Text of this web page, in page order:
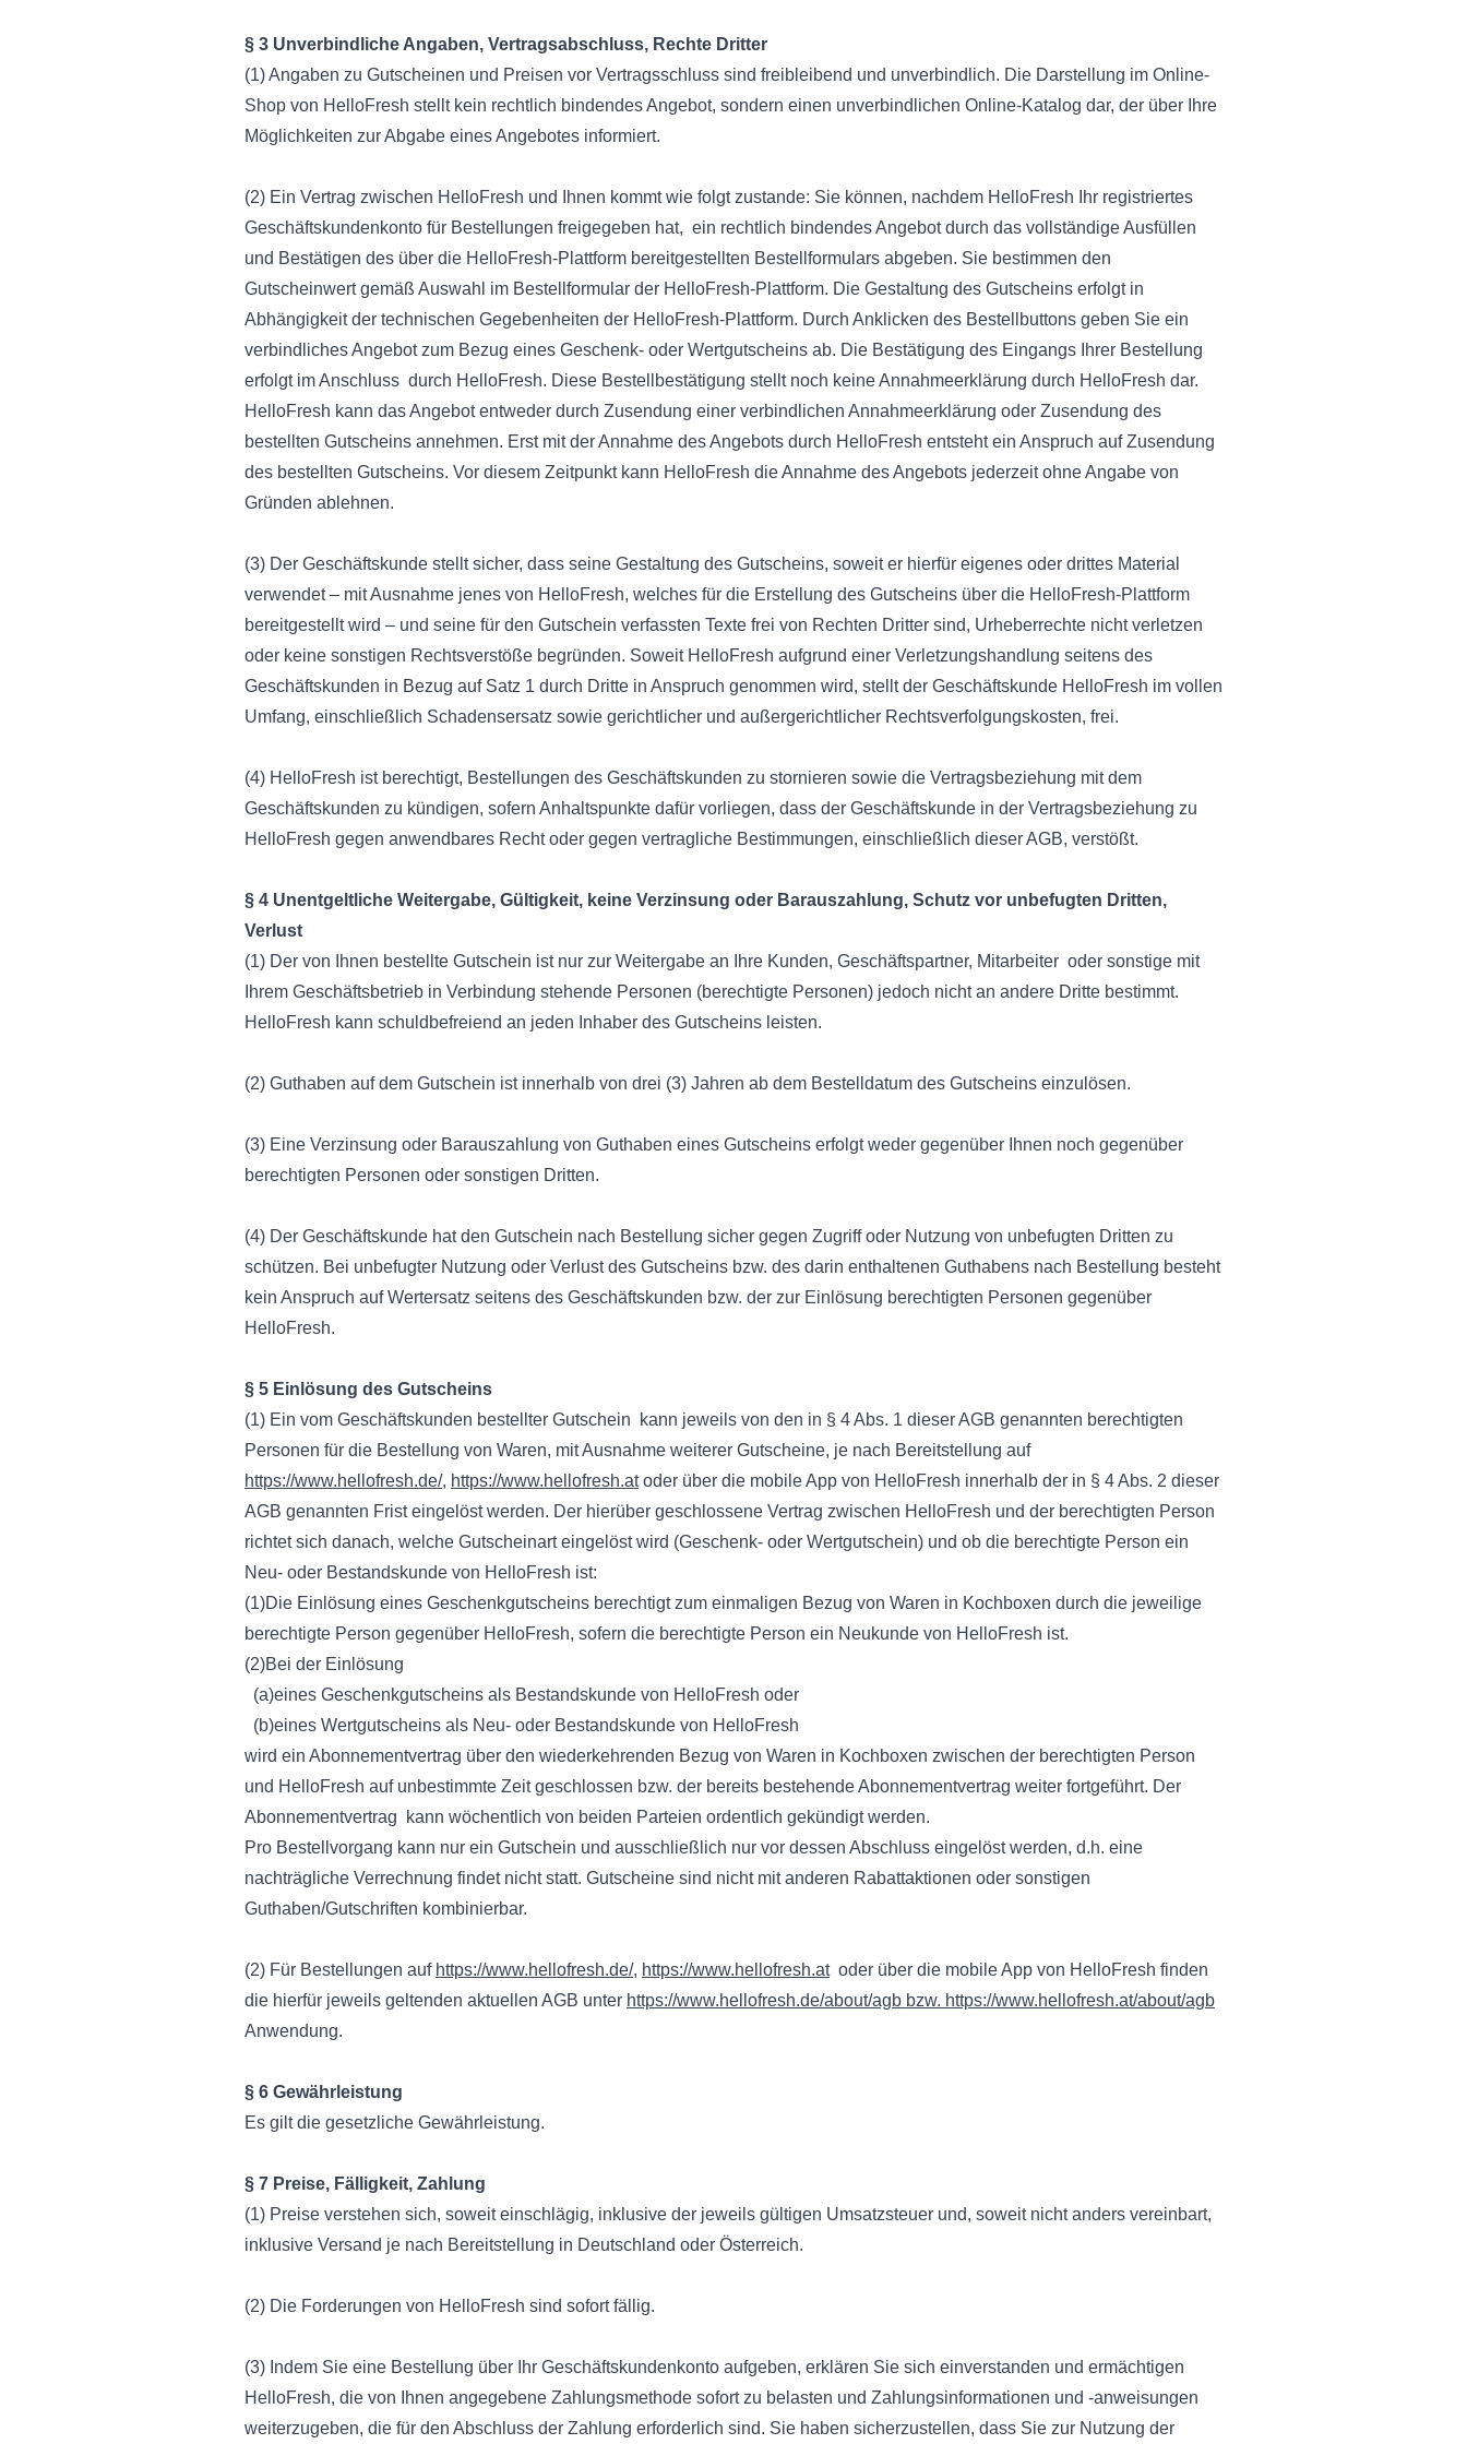
§ 3 Unverbindliche Angaben, Vertragsabschluss, Rechte Dritter
(1) Angaben zu Gutscheinen und Preisen vor Vertragsschluss sind freibleibend und unverbindlich. Die Darstellung im Online-
Shop von HelloFresh stellt kein rechtlich bindendes Angebot, sondern einen unverbindlichen Online-Katalog dar, der über Ihre
Möglichkeiten zur Abgabe eines Angebotes informiert.
(2) Ein Vertrag zwischen HelloFresh und Ihnen kommt wie folgt zustande: Sie können, nachdem HelloFresh Ihr registriertes
Geschäftskundenkonto für Bestellungen freigegeben hat, ein rechtlich bindendes Angebot durch das vollständige Ausfüllen
und Bestätigen des über die HelloFresh-Plattform bereitgestellten Bestellformulars abgeben. Sie bestimmen den
Gutscheinwert gemäß Auswahl im Bestellformular der HelloFresh-Plattform. Die Gestaltung des Gutscheins erfolgt in
Abhängigkeit der technischen Gegebenheiten der HelloFresh-Plattform. Durch Anklicken des Bestellbuttons geben Sie ein
verbindliches Angebot zum Bezug eines Geschenk- oder Wertgutscheins ab. Die Bestätigung des Eingangs Ihrer Bestellung
erfolgt im Anschluss durch HelloFresh. Diese Bestellbestätigung stellt noch keine Annahmeerklärung durch HelloFresh dar.
HelloFresh kann das Angebot entweder durch Zusendung einer verbindlichen Annahmeerklärung oder Zusendung des
bestellten Gutscheins annehmen. Erst mit der Annahme des Angebots durch HelloFresh entsteht ein Anspruch auf Zusendung
des bestellten Gutscheins. Vor diesem Zeitpunkt kann HelloFresh die Annahme des Angebots jederzeit ohne Angabe von
Gründen ablehnen.
(3) Der Geschäftskunde stellt sicher, dass seine Gestaltung des Gutscheins, soweit er hierfür eigenes oder drittes Material
verwendet – mit Ausnahme jenes von HelloFresh, welches für die Erstellung des Gutscheins über die HelloFresh-Plattform
bereitgestellt wird – und seine für den Gutschein verfassten Texte frei von Rechten Dritter sind, Urheberrechte nicht verletzen
oder keine sonstigen Rechtsverstöße begründen. Soweit HelloFresh aufgrund einer Verletzungshandlung seitens des
Geschäftskunden in Bezug auf Satz 1 durch Dritte in Anspruch genommen wird, stellt der Geschäftskunde HelloFresh im vollen
Umfang, einschließlich Schadensersatz sowie gerichtlicher und außergerichtlicher Rechtsverfolgungskosten, frei.
(4) HelloFresh ist berechtigt, Bestellungen des Geschäftskunden zu stornieren sowie die Vertragsbeziehung mit dem
Geschäftskunden zu kündigen, sofern Anhaltspunkte dafür vorliegen, dass der Geschäftskunde in der Vertragsbeziehung zu
HelloFresh gegen anwendbares Recht oder gegen vertragliche Bestimmungen, einschließlich dieser AGB, verstößt.
§ 4 Unentgeltliche Weitergabe, Gültigkeit, keine Verzinsung oder Barauszahlung, Schutz vor unbefugten Dritten,
Verlust
(1) Der von Ihnen bestellte Gutschein ist nur zur Weitergabe an Ihre Kunden, Geschäftspartner, Mitarbeiter oder sonstige mit
Ihrem Geschäftsbetrieb in Verbindung stehende Personen (berechtigte Personen) jedoch nicht an andere Dritte bestimmt.
HelloFresh kann schuldbefreiend an jeden Inhaber des Gutscheins leisten.
(2) Guthaben auf dem Gutschein ist innerhalb von drei (3) Jahren ab dem Bestelldatum des Gutscheins einzulösen.
(3) Eine Verzinsung oder Barauszahlung von Guthaben eines Gutscheins erfolgt weder gegenüber Ihnen noch gegenüber
berechtigten Personen oder sonstigen Dritten.
(4) Der Geschäftskunde hat den Gutschein nach Bestellung sicher gegen Zugriff oder Nutzung von unbefugten Dritten zu
schützen. Bei unbefugter Nutzung oder Verlust des Gutscheins bzw. des darin enthaltenen Guthabens nach Bestellung besteht
kein Anspruch auf Wertersatz seitens des Geschäftskunden bzw. der zur Einlösung berechtigten Personen gegenüber
HelloFresh.
§ 5 Einlösung des Gutscheins
(1) Ein vom Geschäftskunden bestellter Gutschein kann jeweils von den in § 4 Abs. 1 dieser AGB genannten berechtigten
Personen für die Bestellung von Waren, mit Ausnahme weiterer Gutscheine, je nach Bereitstellung auf
https://www.hellofresh.de/, https://www.hellofresh.atoder über die mobile App von HelloFresh innerhalb der in § 4 Abs. 2 dieser
AGB genannten Frist eingelöst werden. Der hierüber geschlossene Vertrag zwischen HelloFresh und der berechtigten Person
richtet sich danach, welche Gutscheinart eingelöst wird (Geschenk- oder Wertgutschein) und ob die berechtigte Person ein
Neu- oder Bestandskunde von HelloFresh ist:
(1)Die Einlösung eines Geschenkgutscheins berechtigt zum einmaligen Bezug von Waren in Kochboxen durch die jeweilige
berechtigte Person gegenüber HelloFresh, sofern die berechtigte Person ein Neukunde von HelloFresh ist.
(2)Bei der Einlösung
(a)eines Geschenkgutscheins als Bestandskunde von HelloFresh oder
(b)eines Wertgutscheins als Neu- oder Bestandskunde von HelloFresh
wird ein Abonnementvertrag über den wiederkehrenden Bezug von Waren in Kochboxen zwischen der berechtigten Person
und HelloFresh auf unbestimmte Zeit geschlossen bzw. der bereits bestehende Abonnementvertrag weiter fortgeführt. Der
Abonnementvertrag kann wöchentlich von beiden Parteien ordentlich gekündigt werden.
Pro Bestellvorgang kann nur ein Gutschein und ausschließlich nur vor dessen Abschluss eingelöst werden, d.h. eine
nachträgliche Verrechnung findet nicht statt. Gutscheine sind nicht mit anderen Rabattaktionen oder sonstigen
Guthaben/Gutschriften kombinierbar.
(2) Für Bestellungen auf https://www.hellofresh.de/, https://www.hellofresh.atoder über die mobile App von HelloFresh finden
die hierfür jeweils geltenden aktuellen AGB unter https://www.hellofresh.de/about/agb bzw. https://www.hellofresh.at/about/agb
Anwendung.
§ 6 Gewährleistung
Es gilt die gesetzliche Gewährleistung.
§ 7 Preise, Fälligkeit, Zahlung
(1) Preise verstehen sich, soweit einschlägig, inklusive der jeweils gültigen Umsatzsteuer und, soweit nicht anders vereinbart,
inklusive Versand je nach Bereitstellung in Deutschland oder Österreich.
(2) Die Forderungen von HelloFresh sind sofort fällig.
(3) Indem Sie eine Bestellung über Ihr Geschäftskundenkonto aufgeben, erklären Sie sich einverstanden und ermächtigen
HelloFresh, die von Ihnen angegebene Zahlungsmethode sofort zu belasten und Zahlungsinformationen und -anweisungen
weiterzugeben, die für den Abschluss der Zahlung erforderlich sind. Sie haben sicherzustellen, dass Sie zur Nutzung der